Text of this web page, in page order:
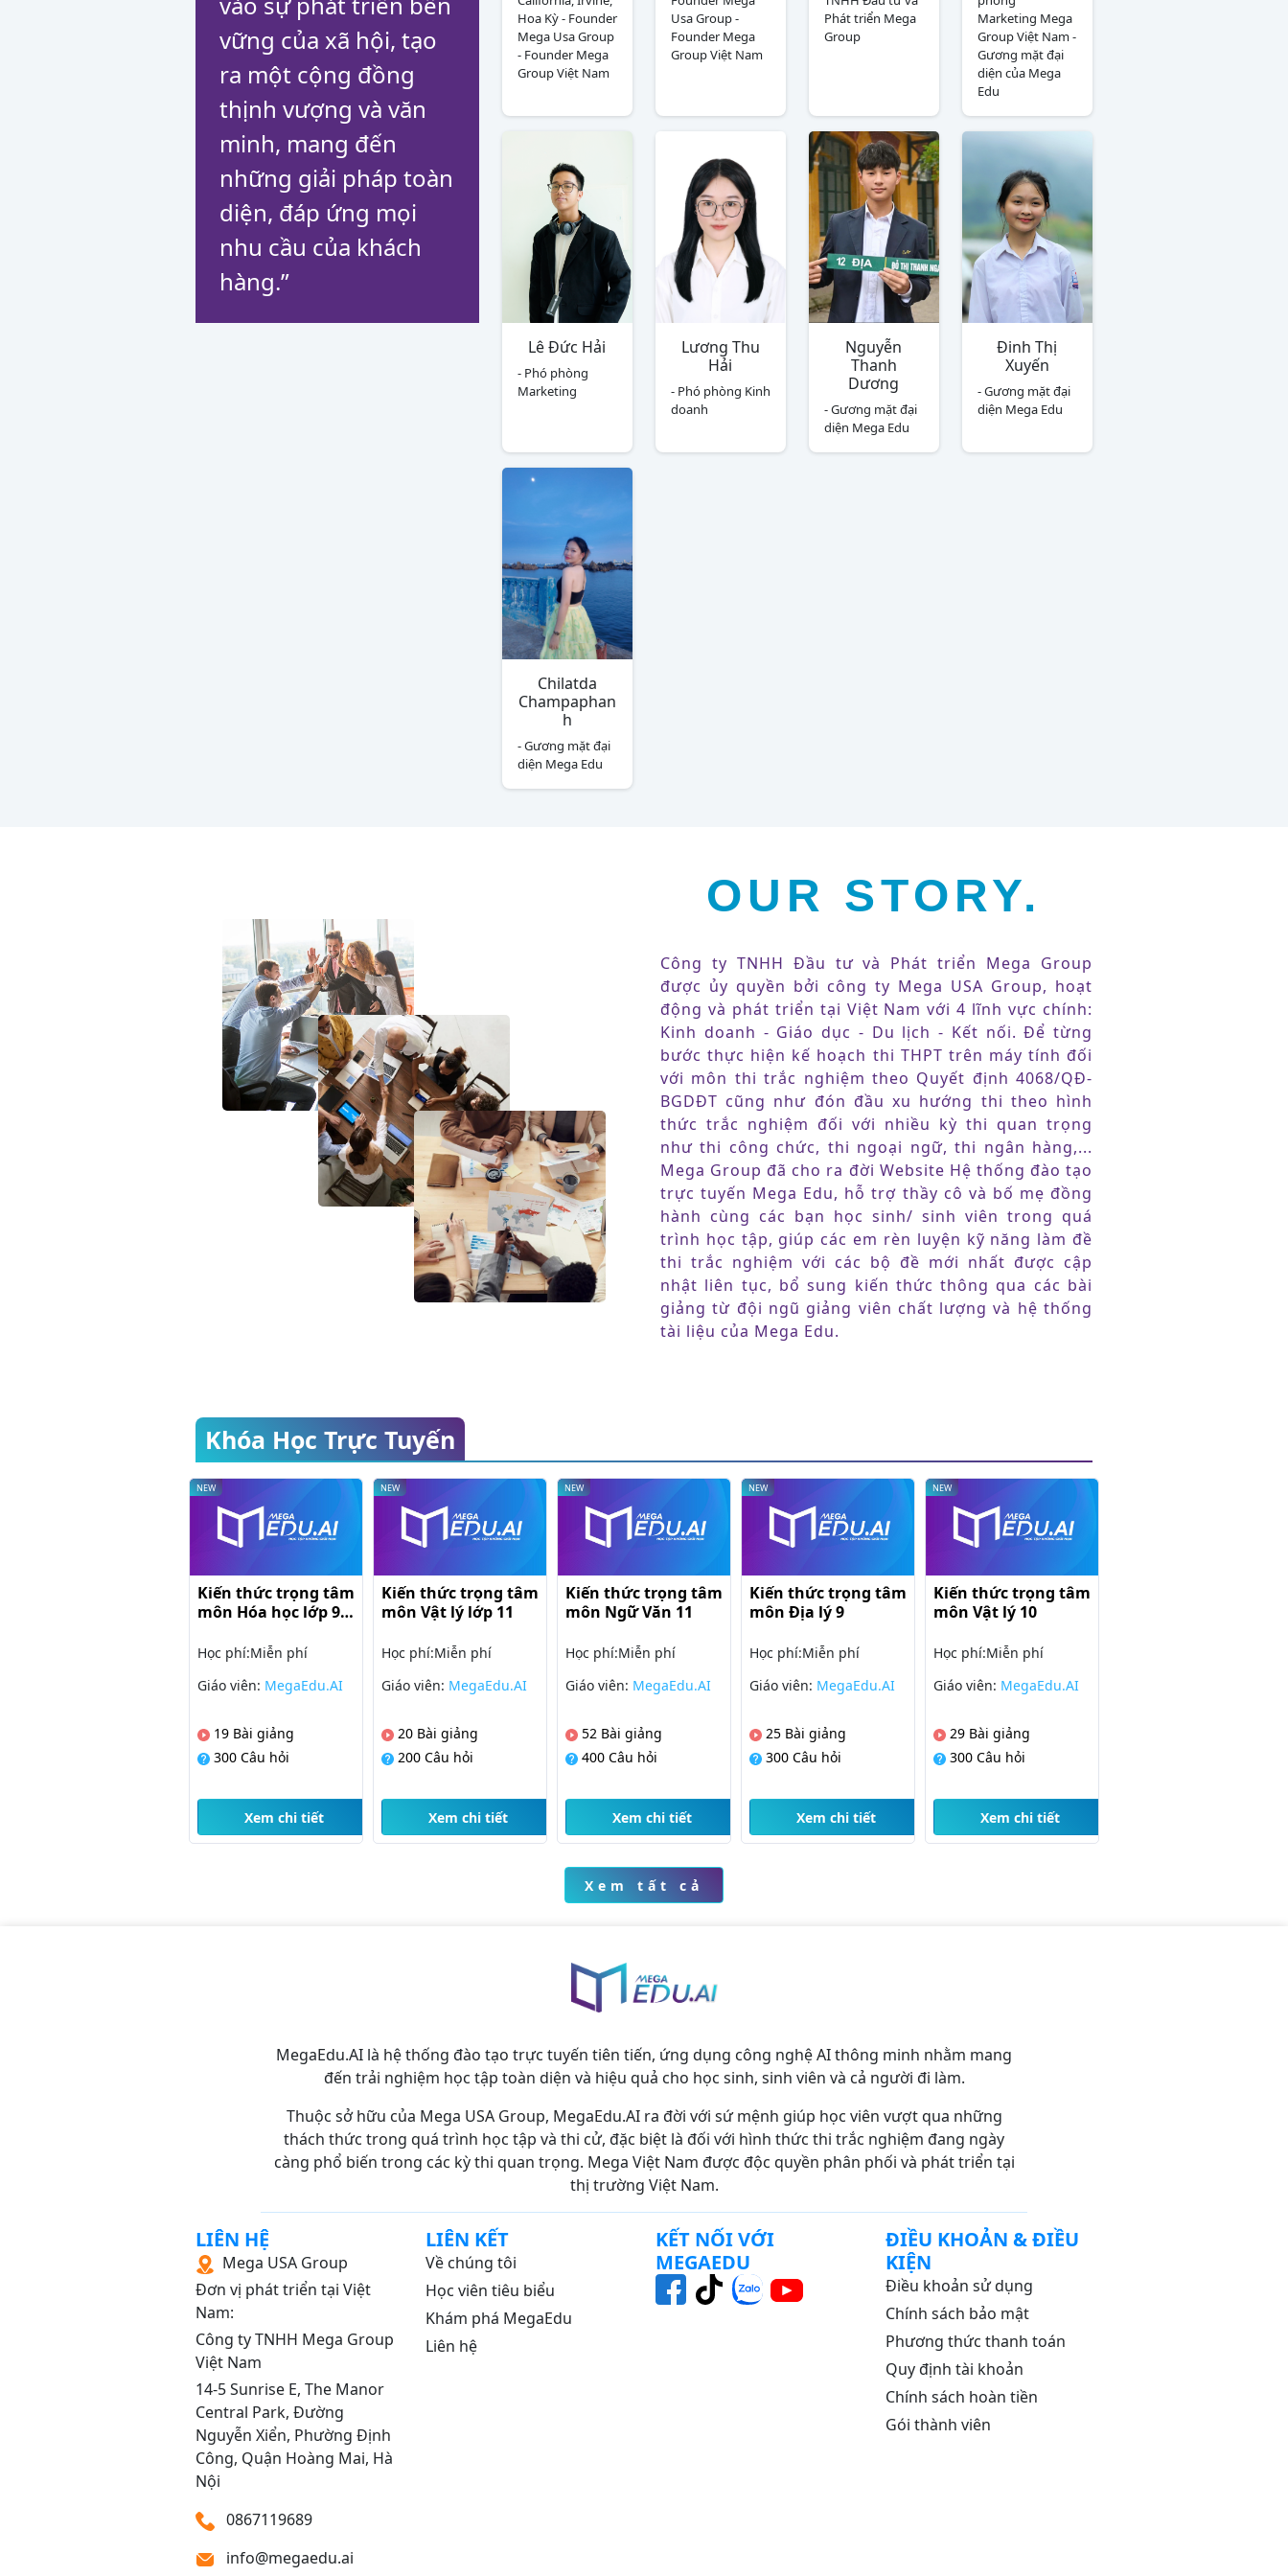
vững của xã hội, tạo
ra một cộng đồng
thịnh vượng và văn
minh, mang đến
những giải pháp toàn
diện, đáp ứng mọi
nhu cầu của khách
hàng.”
Hoa Kỳ - Founder
Mega Usa Group
- Founder Mega
Group Việt Nam
Usa Group -
Founder Mega
Group Việt Nam
Phát triển Mega
Group
Marketing Mega
Group Việt Nam -
Gương mặt đại
diện của Mega
Edu
Lê Đức Hải
- Phó phòng
Marketing
Lương Thu
Hải
- Phó phòng Kinh
doanh
Nguyễn
Thanh
Dương
- Gương mặt đại
diện Mega Edu
Đinh Thị
Xuyến
- Gương mặt đại
diện Mega Edu
Chilatda
Champaphan
h
- Gương mặt đại
diện Mega Edu
OUR STORY.
Công ty TNHH Đầu tư và Phát triển Mega Group
được ủy quyền bởi công ty Mega USA Group, hoạt
động và phát triển tại Việt Nam với 4 lĩnh vực chính:
Kinh doanh - Giáo dục - Du lịch - Kết nối. Để từng
bước thực hiện kế hoạch thi THPT trên máy tính đối
với môn thi trắc nghiệm theo Quyết định 4068/QĐ-
BGDĐT cũng như đón đầu xu hướng thi theo hình
thức trắc nghiệm đối với nhiều kỳ thi quan trọng
như thi công chức, thi ngoại ngữ, thi ngân hàng,...
Mega Group đã cho ra đời Website Hệ thống đào tạo
trực tuyến Mega Edu, hỗ trợ thầy cô và bố mẹ đồng
hành cùng các bạn học sinh/ sinh viên trong quá
trình học tập, giúp các em rèn luyện kỹ năng làm đề
thi trắc nghiệm với các bộ đề mới nhất được cập
nhật liên tục, bổ sung kiến thức thông qua các bài
giảng từ đội ngũ giảng viên chất lượng và hệ thống
tài liệu của Mega Edu.
Khóa Học Trực Tuyến
NEW
Luyên tập Hóa học
lớp 12
Học phí:Miễn phí
Giáo viên:MegaEdu.AI
22Bài giảng
300Câu hỏi
Xem chi tiết
NEW
Kiến thức trọng tâm
môn Sinh học lớp 11
Học phí:Miễn phí
Giáo viên:MegaEdu.AI
29Bài giảng
300Câu hỏi
Xem chi tiết
NEW
Kiến thức trọng tâm
môn Sinh học lớp 10
Học phí:Miễn phí
Giáo viên:MegaEdu.AI
26Bài giảng
300Câu hỏi
Xem chi tiết
NEW
Kiến thức trọng tâm
môn Địa lý 11
Học phí:Miễn phí
Giáo viên:MegaEdu.AI
31Bài giảng
300Câu hỏi
Xem chi tiết
NEW
Kiến thức trọng tâm
môn Tiếng Anh lớp
Học phí:Miễn phí
Giáo viên:MegaEdu.AI
12Bài giảng
300Câu hỏi
Xem chi tiết
Xem tất cả
MegaEdu.AI là hệ thống đào tạo trực tuyến tiên tiến, ứng dụng công nghệ AI thông minh nhằm mang
đến trải nghiệm học tập toàn diện và hiệu quả cho học sinh, sinh viên và cả người đi làm.
Thuộc sở hữu của Mega USA Group, MegaEdu.AI ra đời với sứ mệnh giúp học viên vượt qua những
thách thức trong quá trình học tập và thi cử, đặc biệt là đối với hình thức thi trắc nghiệm đang ngày
càng phổ biến trong các kỳ thi quan trọng. Mega Việt Nam được độc quyền phân phối và phát triển tại
thị trường Việt Nam.
LIÊN HỆ
Mega USA Group
Đơn vị phát triển tại Việt
Nam:
Công ty TNHH Mega Group
Việt Nam
14‑5 Sunrise E, The Manor
Central Park, Đường
Nguyễn Xiển, Phường Định
Công, Quận Hoàng Mai, Hà
Nội
0867119689
info@megaedu.ai
LIÊN KẾT
Về chúng tôi
Học viên tiêu biểu
Khám phá MegaEdu
Liên hệ
KẾT NỐI VỚI
MEGAEDU
ĐIỀU KHOẢN & ĐIỀU
KIỆN
Điều khoản sử dụng
Chính sách bảo mật
Phương thức thanh toán
Quy định tài khoản
Chính sách hoàn tiền
Gói thành viên